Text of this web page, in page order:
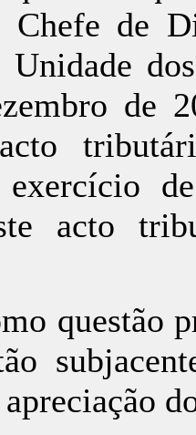
Chefe de
de
acto
questão